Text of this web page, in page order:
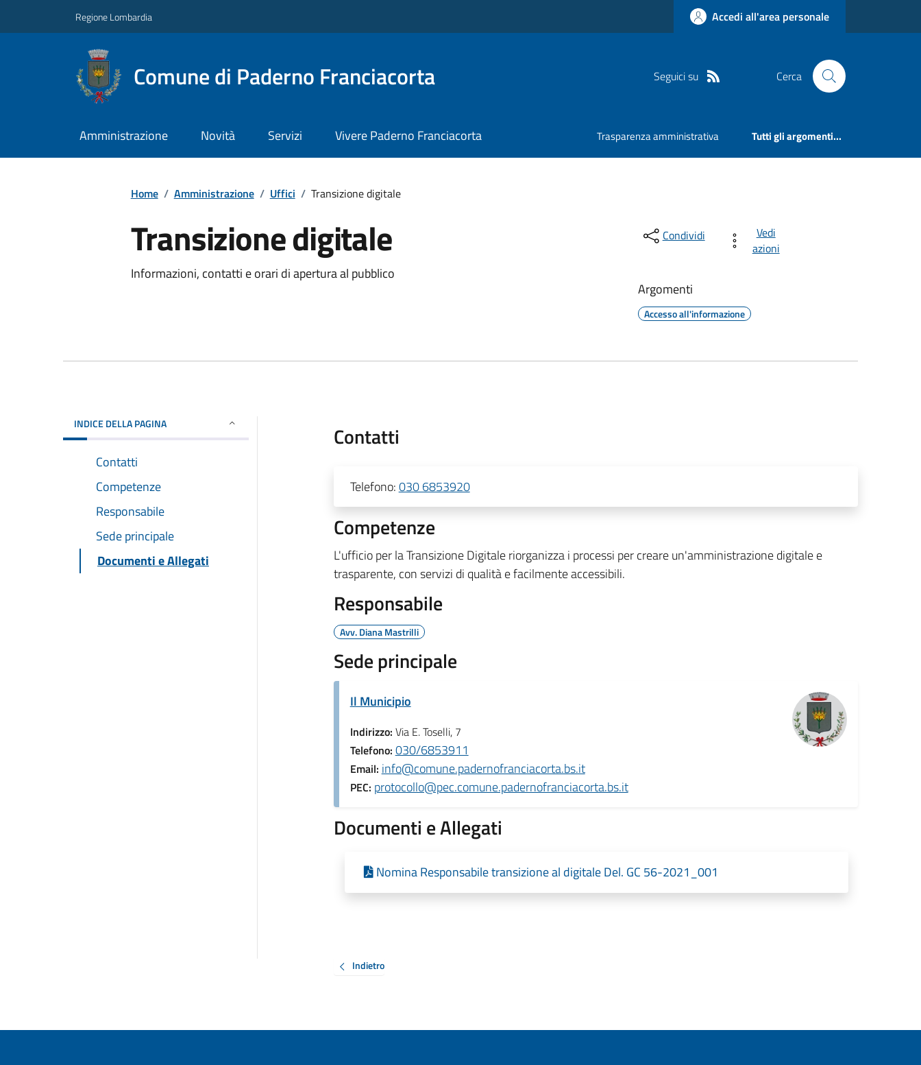
Regione Lombardia Accedi all'area personale
Comune di Paderno Franciacorta Seguici su Cerca
Amministrazione Novità Servizi Vivere Paderno Franciacorta Trasparenza amministrativa Tutti gli argomenti...
Home / Amministrazione / Uffici / Transizione digitale
Transizione digitale
Informazioni, contatti e orari di apertura al pubblico
Condividi
Vedi
azioni
Argomenti
Accesso all'informazione
INDICE DELLA PAGINA
Contatti
Competenze
Responsabile
Sede principale
Documenti e Allegati
Contatti
Telefono:030 6853920
Competenze
L'ufficio per la Transizione Digitale riorganizza i processi per creare un'amministrazione digitale e
trasparente, con servizi di qualità e facilmente accessibili.
Responsabile
Avv. Diana Mastrilli
Sede principale
Il Municipio
Indirizzo: Via E. Toselli, 7
Telefono: 030/6853911
Email: info@comune.padernofranciacorta.bs.it
PEC: protocollo@pec.comune.padernofranciacorta.bs.it
Documenti e Allegati
Nomina Responsabile transizione al digitale Del. GC 56-2021_001
Indietro